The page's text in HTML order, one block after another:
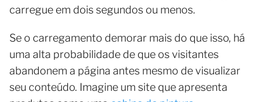
carregue em dois segundos ou menos.
Se o carregamento demorar mais do que isso, há
uma alta probabilidade de que os visitantes
abandonem a página antes mesmo de visualizar
seu conteúdo. Imagine um site que apresenta